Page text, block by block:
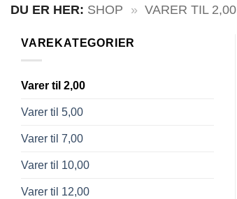
DU ER HER: SHOP » VARER TIL 2,00
VAREKATEGORIER
Varer til 2,00
Varer til 5,00
Varer til 7,00
Varer til 10,00
Varer til 12,00